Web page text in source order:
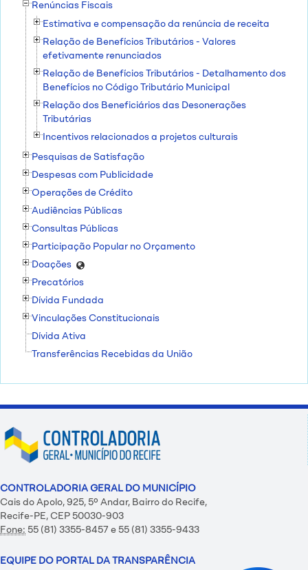
Renúncias Fiscais
Estimativa e compensação da renúncia de receita
Relação de Benefícios Tributários - Valores
efetivamente renunciados
Relação de Benefícios Tributários - Detalhamento dos
Benefícios no Código Tributário Municipal
Relação dos Beneficiários das Desonerações
Tributárias
Incentivos relacionados a projetos culturais
Pesquisas de Satisfação
Despesas com Publicidade
Operações de Crédito
Audiências Públicas
Consultas Públicas
Participação Popular no Orçamento
Doações
Precatórios
Dívida Fundada
Vinculações Constitucionais
Dívida Ativa
Transferências Recebidas da União
CONTROLADORIA GERAL DO MUNICÍPIO
Cais do Apolo, 925, 5º Andar, Bairro do Recife,
Recife-PE, CEP 50030-903
Fone: 55 (81) 3355-8457 e 55 (81) 3355-9433
EQUIPE DO PORTAL DA TRANSPARÊNCIA